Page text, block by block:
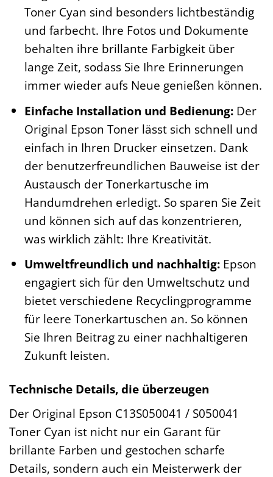
Toner Cyan sind besonders lichtbeständig
und farbecht. Ihre Fotos und Dokumente
behalten ihre brillante Farbigkeit über
lange Zeit, sodass Sie Ihre Erinnerungen
immer wieder aufs Neue genießen können.
Einfache Installation und Bedienung:Der
Original Epson Toner lässt sich schnell und
einfach in Ihren Drucker einsetzen. Dank
der benutzerfreundlichen Bauweise ist der
Austausch der Tonerkartusche im
Handumdrehen erledigt. So sparen Sie Zeit
und können sich auf das konzentrieren,
was wirklich zählt: Ihre Kreativität.
Umweltfreundlich und nachhaltig:Epson
engagiert sich für den Umweltschutz und
bietet verschiedene Recyclingprogramme
für leere Tonerkartuschen an. So können
Sie Ihren Beitrag zu einer nachhaltigeren
Zukunft leisten.
Technische Details, die überzeugen
Der Original Epson C13S050041 / S050041
Toner Cyan ist nicht nur ein Garant für
brillante Farben und gestochen scharfe
Details, sondern auch ein Meisterwerk der